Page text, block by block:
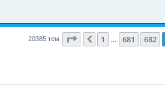
20385 тем Страница 683из 816
Пред.
1 681 682